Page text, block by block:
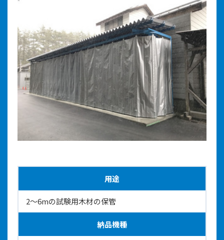
用途
2～6mの試験用木材の保管
納品機種